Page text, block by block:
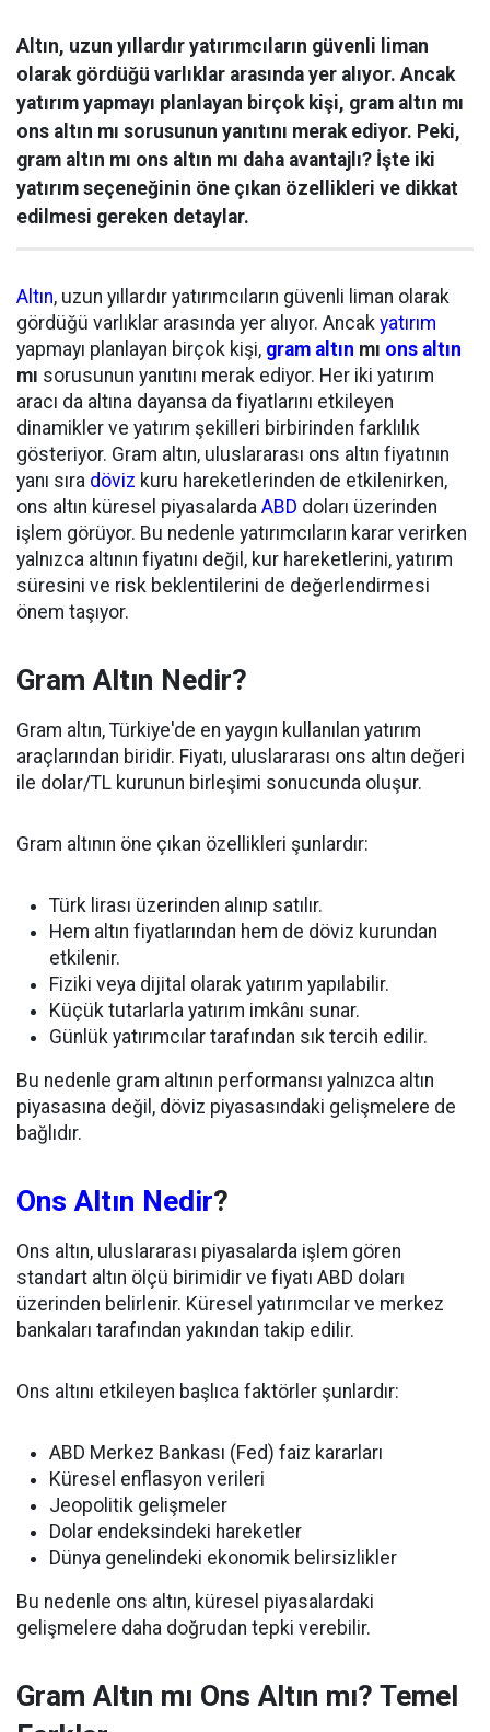
Altın, uzun yıllardır yatırımcıların güvenli liman
olarak gördüğü varlıklar arasında yer alıyor. Ancak
yatırım yapmayı planlayan birçok kişi, gram altın mı
ons altın mı sorusunun yanıtını merak ediyor. Peki,
gram altın mı ons altın mı daha avantajlı? İşte iki
yatırım seçeneğinin öne çıkan özellikleri ve dikkat
edilmesi gereken detaylar.
Altın, uzun yıllardır yatırımcıların güvenli liman olarak
gördüğü varlıklar arasında yer alıyor. Ancak yatırım
yapmayı planlayan birçok kişi, gram altın mı ons altın
mı sorusunun yanıtını merak ediyor. Her iki yatırım
aracı da altına dayansa da fiyatlarını etkileyen
dinamikler ve yatırım şekilleri birbirinden farklılık
gösteriyor. Gram altın, uluslararası ons altın fiyatının
yanı sıra döviz kuru hareketlerinden de etkilenirken,
ons altın küresel piyasalarda ABD doları üzerinden
işlem görüyor. Bu nedenle yatırımcıların karar verirken
yalnızca altının fiyatını değil, kur hareketlerini, yatırım
süresini ve risk beklentilerini de değerlendirmesi
önem taşıyor.
Gram Altın Nedir?
Gram altın, Türkiye'de en yaygın kullanılan yatırım
araçlarından biridir. Fiyatı, uluslararası ons altın değeri
ile dolar/TL kurunun birleşimi sonucunda oluşur.
Gram altının öne çıkan özellikleri şunlardır:
Türk lirası üzerinden alınıp satılır.
Hem altın fiyatlarından hem de döviz kurundan
etkilenir.
Fiziki veya dijital olarak yatırım yapılabilir.
Küçük tutarlarla yatırım imkânı sunar.
Günlük yatırımcılar tarafından sık tercih edilir.
Bu nedenle gram altının performansı yalnızca altın
piyasasına değil, döviz piyasasındaki gelişmelere de
bağlıdır.
Ons Altın Nedir?
Ons altın, uluslararası piyasalarda işlem gören
standart altın ölçü birimidir ve fiyatı ABD doları
üzerinden belirlenir. Küresel yatırımcılar ve merkez
bankaları tarafından yakından takip edilir.
Ons altını etkileyen başlıca faktörler şunlardır:
ABD Merkez Bankası (Fed) faiz kararları
Küresel enflasyon verileri
Jeopolitik gelişmeler
Dolar endeksindeki hareketler
Dünya genelindeki ekonomik belirsizlikler
Bu nedenle ons altın, küresel piyasalardaki
gelişmelere daha doğrudan tepki verebilir.
Gram Altın mı Ons Altın mı? Temel